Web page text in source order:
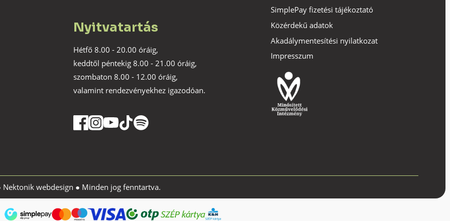
Nyitvatartás
Hétfő 8.00 - 20.00 óráig,
keddtől péntekig 8.00 - 21.00 óráig,
szombaton 8.00 - 12.00 óráig,
valamint rendezvényekhez igazodóan.
SimplePay fizetési tájékoztató
Közérdekű adatok
Akadálymentesítési nyilatkozat
Impresszum
Nektonik webdesign ● Minden jog fenntartva.